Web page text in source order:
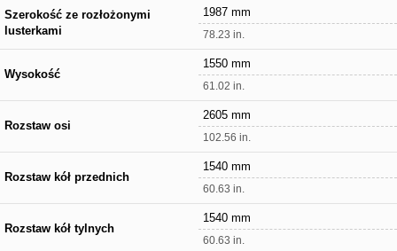
Szerokość ze rozłożonymi
lusterkami
1987 mm
78.23 in.
Wysokość
1550 mm
61.02 in.
Rozstaw osi
2605 mm
102.56 in.
Rozstaw kół przednich
1540 mm
60.63 in.
Rozstaw kół tylnych
1540 mm
60.63 in.